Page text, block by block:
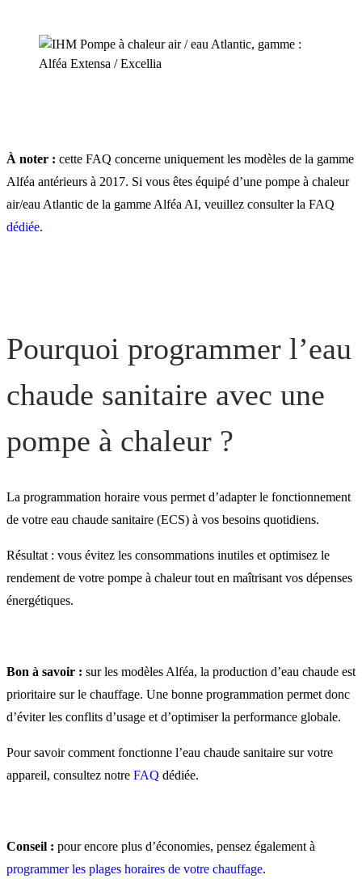
pompe à chaleur Alféa ?
chaleur ?
À noter : cette FAQ concerne uniquement les modèles de la gamme
Alféa antérieurs à 2017. Si vous êtes équipé d’une pompe à chaleur
air/eau Atlantic de la gamme Alféa AI, veuillez consulter la FAQ
dédiée.
Pourquoi programmer l’eau
chaude sanitaire avec une
pompe à chaleur ?
La programmation horaire vous permet d’adapter le fonctionnement
de votre eau chaude sanitaire (ECS) à vos besoins quotidiens.
Résultat : vous évitez les consommations inutiles et optimisez le
rendement de votre pompe à chaleur tout en maîtrisant vos dépenses
énergétiques.
Bon à savoir : sur les modèles Alféa, la production d’eau chaude est
prioritaire sur le chauffage. Une bonne programmation permet donc
d’éviter les conflits d’usage et d’optimiser la performance globale.
Pour savoir comment fonctionne l’eau chaude sanitaire sur votre
appareil, consultez notre FAQ dédiée.
Conseil : pour encore plus d’économies, pensez également à
programmer les plages horaires de votre chauffage.